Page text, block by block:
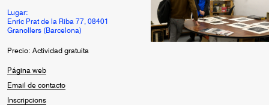
Lugar:
Enric Prat de la Riba 77, 08401
Granollers (Barcelona)
Precio: Actividad gratuita
Página web
Email de contacto
Inscripcions